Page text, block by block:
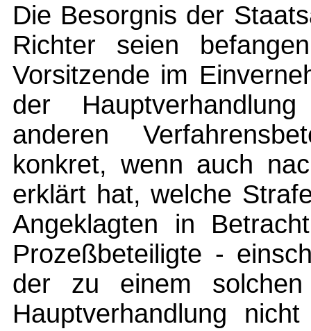
Die Besorgnis der
Richter seien
Vorsitzende im
der
anderen
konkret, wenn auch
erklärt hat, welche
Angeklagten in
Prozeßbeteiligte -
der zu einem
Hauptverhandlung